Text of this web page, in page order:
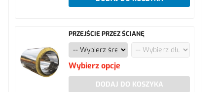
PRZEJŚCIE PRZEZ ŚCIANĘ
Wybierz opcje
DODAJ DO KOSZYKA